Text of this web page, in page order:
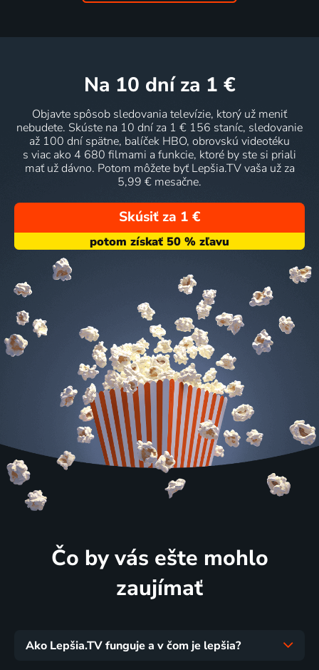
na 10 dní za 1 €
Objavte spôsob sledovania televízie, ktorý už meniť
nebudete. Skúste na 10 dní za 1 € 156 staníc, sledovanie
až 100 dní spätne, balíček HBO, obrovskú videotéku
s viac ako 4 680 filmami a funkcie, ktoré by ste si priali
mať už dávno. Potom môžete byť Lepšia.TV vaša už za
5,99 € mesačne.
Skúsiť za 1 €
Čo by vás ešte mohlo
zaujímať
Ako Lepšia.TV funguje a v čom je lepšia?